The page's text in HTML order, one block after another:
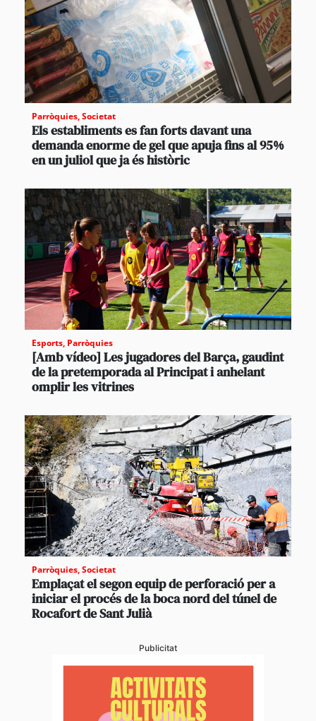
Parròquies,Societat
Els establiments es fan forts davant una
demanda enorme de gel que apuja fins al 95%
en un juliol que ja és històric
Esports, Parròquies
[Amb vídeo] Les jugadores del Barça, gaudint
de la pretemporada al Principat i anhelant
omplir les vitrines
Parròquies,Societat
Emplaçat el segon equip de perforació per a
iniciar el procés de la boca nord del túnel de
Rocafort de Sant Julià
Publicitat